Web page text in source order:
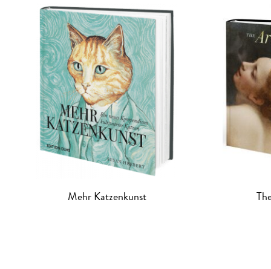
Mehr Katzenkunst